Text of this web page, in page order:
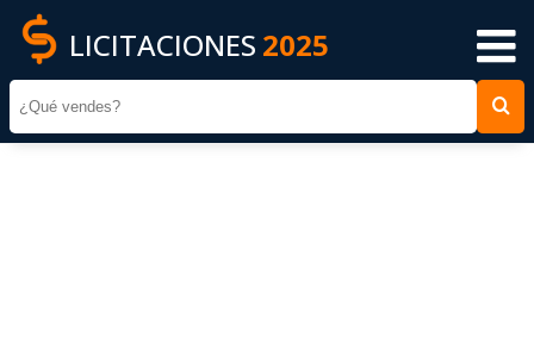
LICITACIONES 2025